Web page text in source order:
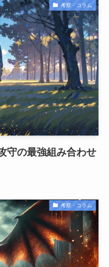
考察・コラム
守の最強組み合わせ
考察・コラム